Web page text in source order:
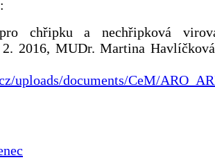
chřipku a nechřipková
2. 2016, MUDr. Martina
uploads/documents/CeM/